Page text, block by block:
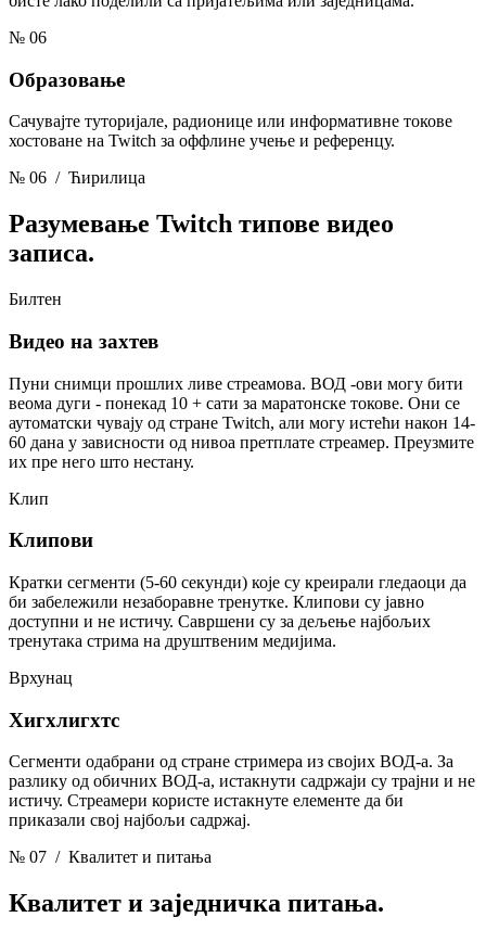
№ 06
Образовање
Сачувајте туторијале, радионице или информативне токове
хостоване на Twitch за оффлине учење и референцу.
№ 06 / Ћирилица
Разумевање Twitch типове видео
записа.
Билтен
Видео на захтев
Пуни снимци прошлих ливе стреамова. ВОД -ови могу бити
веома дуги - понекад 10 + сати за маратонске токове. Они се
аутоматски чувају од стране Twitch, али могу истећи након 14-
60 дана у зависности од нивоа претплате стреамер. Преузмите
их пре него што нестану.
Клип
Клипови
Кратки сегменти (5-60 секунди) које су креирали гледаоци да
би забележили незаборавне тренутке. Клипови су јавно
доступни и не истичу. Савршени су за дељење најбољих
тренутака стрима на друштвеним медијима.
Врхунац
Хигхлигхтс
Сегменти одабрани од стране стримера из својих ВОД-а. За
разлику од обичних ВОД-а, истакнути садржаји су трајни и не
истичу. Стреамери користе истакнуте елементе да би
приказали свој најбољи садржај.
№ 07 / Квалитет и питања
Квалитет и заједничка питања.